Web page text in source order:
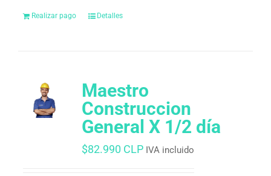
Realizar pago Detalles
Maestro
Construccion
General X 1/2 día
$82.990 CLP IVA incluido